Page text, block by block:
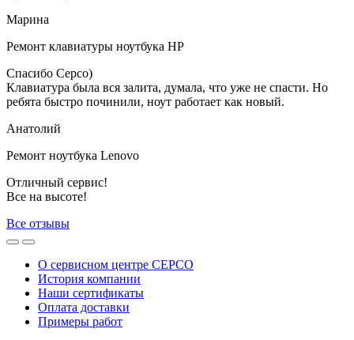
Марина
Ремонт клавиатуры ноутбука HP
Спасибо Серсо)
Клавиатура была вся залита, думала, что уже не спасти. Но
ребята быстро починили, ноут работает как новый.
Анатолий
Ремонт ноутбука Lenovo
Отличный сервис!
Все на высоте!
Все отзывы
О сервисном центре СЕРСО
История компании
Наши сертификаты
Оплата доставки
Примеры работ